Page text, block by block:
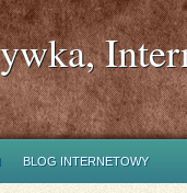
BLOG INTERNETOWY